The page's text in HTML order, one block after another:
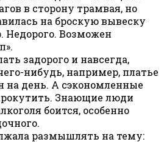
в сторону трамвая, но
на броскую вывеску
Недорого. Возможен
задорого и навсегда,
нибудь, например, платье
на день. А сэкономленные
Знающие люди
боится, особенно
размышлять на тему: